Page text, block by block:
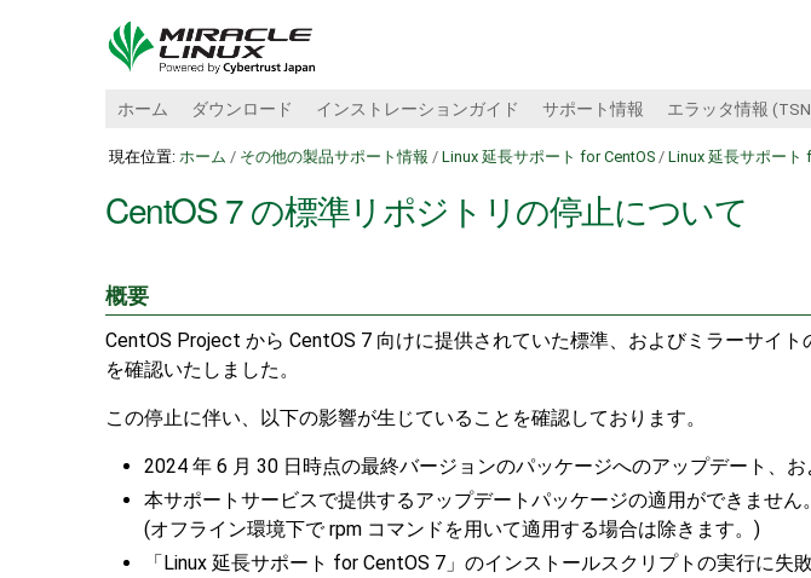
ホーム ダウンロード インストレーションガイド サポート情報 エラッタ情報
現在位置: ホーム / その他の製品サポート情報 /Linux 延長サポート for CentOS /Linux 延長サポート
CentOS 7 の標準リポジトリの停止について
概要
CentOS Project から CentOS 7 向けに提供されていた標準、およびミラーサイ
を確認いたしました。
この停止に伴い、以下の影響が生じていることを確認しております。
2024 年 6 月 30 日時点の最終バージョンのパッケージへのアップデート、
本サポートサービスで提供するアップデートパッケージの適用ができません。
(オフライン環境下で rpm コマンドを用いて適用する場合は除きます。)
「Linux 延長サポート for CentOS 7」のインストールスクリプトの実行に失敗